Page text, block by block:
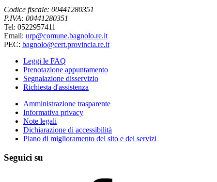
Codice fiscale: 00441280351
P.IVA: 00441280351
Tel: 0522957411
Email: urp@comune.bagnolo.re.it
PEC: bagnolo@cert.provincia.re.it
Leggi le FAQ
Prenotazione appuntamento
Segnalazione disservizio
Richiesta d'assistenza
Amministrazione trasparente
Informativa privacy
Note legali
Dichiarazione di accessibilità
Piano di miglioramento del sito e dei servizi
Seguici su